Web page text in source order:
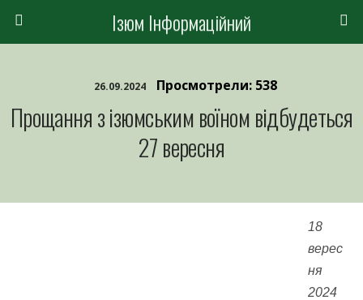
Ізюм Інформаційний
26.09.2024 Просмотрели: 538
Прощання з ізюмським воїном відбудеться
27 вересня
18
верес
ня
2024